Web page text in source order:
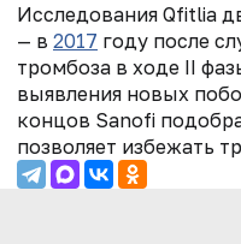
Исследования Qfitlia
— в 2017 году после
тромбоза в ходе II
выявления новых
концов Sanofi
позволяет избежать